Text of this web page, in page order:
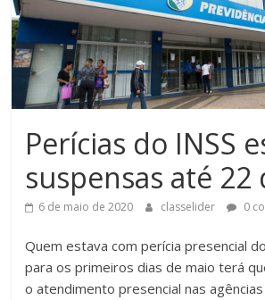
Perícias do INSS
suspensas até 22
6 de maio de 2020 classelider 0
Quem estava com perícia presencial
para os primeiros dias de maio terá
o atendimento presencial nas